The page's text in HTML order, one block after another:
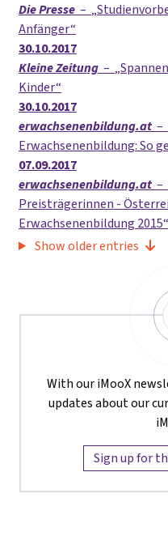
Die Presse –
Anfänger
30.10.2017
Kleine Zeitung –
Kinder
30.10.2017
erwachsenenbildung.at –
Erwachsenenbildung: So
07.09.2017
erwachsenenbildung.at –
Preisträgerinnen -
Erwachsenenbildung 2015
Show older entries
With our iMooX
updates about our
Sign up for